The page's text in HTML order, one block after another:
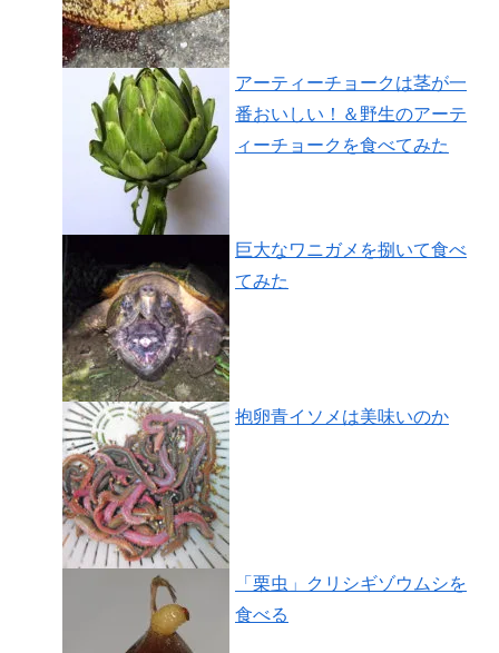
アーティーチョークは茎が一
番おいしい！＆野生のアーテ
ィーチョークを食べてみた
巨大なワニガメを捌いて食べ
てみた
抱卵青イソメは美味いのか
「栗虫」クリシギゾウムシを
食べる